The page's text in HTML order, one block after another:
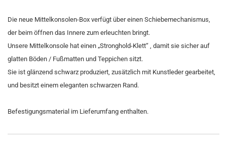
Die neue Mittelkonsolen-Box verfügt über einen Schiebemechanismus,
der beim öffnen das Innere zum erleuchten bringt.
Unsere Mittelkonsole hat einen „Stronghold-Klett“ , damit sie sicher auf
glatten Böden / Fußmatten und Teppichen sitzt.
Sie ist glänzend schwarz produziert, zusätzlich mit Kunstleder gearbeitet,
und besitzt einem eleganten schwarzen Rand.
Befestigungsmaterial im Lieferumfang enthalten.